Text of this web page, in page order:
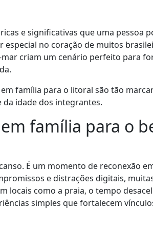
e significativas que uma pessoa
no coração de muitos
criam um cenário perfeito para
família para o litoral são tão
idade dos integrantes.
família para o
É um momento de reconexão
e distrações digitais,
locais como a praia, o tempo
simples que fortalecem